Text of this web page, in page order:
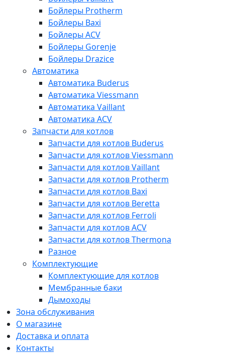
Бойлеры Protherm
Бойлеры Baxi
Бойлеры ACV
Бойлеры Gorenje
Бойлеры Drazice
Автоматика
Автоматика Buderus
Автоматика Viessmann
Автоматика Vaillant
Автоматика ACV
Запчасти для котлов
Запчасти для котлов Buderus
Запчасти для котлов Viessmann
Запчасти для котлов Vaillant
Запчасти для котлов Protherm
Запчасти для котлов Baxi
Запчасти для котлов Beretta
Запчасти для котлов Ferroli
Запчасти для котлов ACV
Запчасти для котлов Thermona
Разное
Комплектующие
Комплектующие для котлов
Мембранные баки
Дымоходы
Зона обслуживания
О магазине
Доставка и оплата
Контакты